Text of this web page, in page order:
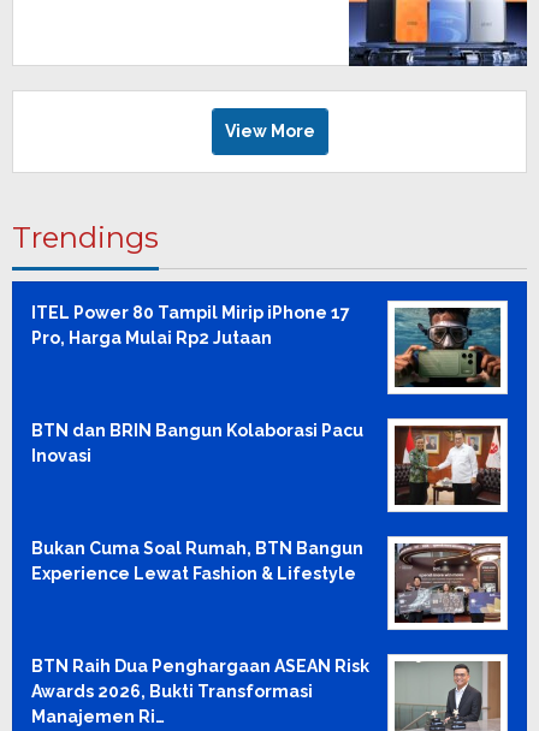
View More
Trendings
ITEL Power 80 Tampil Mirip iPhone 17
Pro, Harga Mulai Rp2 Jutaan
BTN dan BRIN Bangun Kolaborasi Pacu
Inovasi
Bukan Cuma Soal Rumah, BTN Bangun
Experience Lewat Fashion & Lifestyle
BTN Raih Dua Penghargaan ASEAN Risk
Awards 2026, Bukti Transformasi
Manajemen Ri…